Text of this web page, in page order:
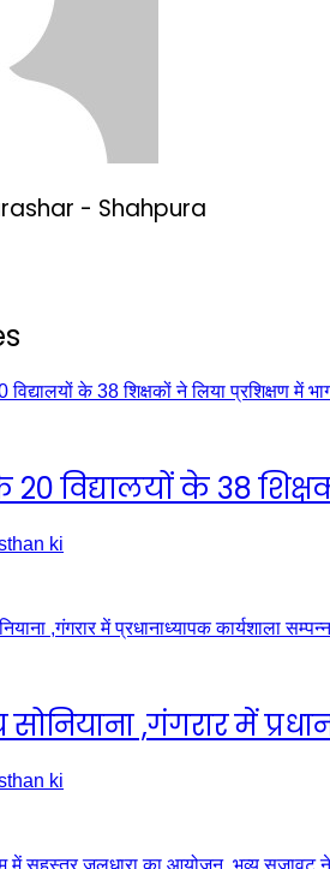
- Shahpura
20 विद्यालयों के 38
ki
,गंगरार में
ki